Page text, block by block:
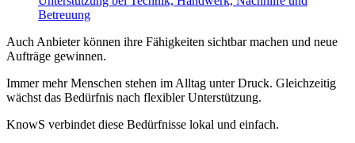
Auch Anbieter können ihre Fähigkeiten sichtbar machen und neue
Aufträge gewinnen.
Immer mehr Menschen stehen im Alltag unter Druck. Gleichzeitig
wächst das Bedürfnis nach flexibler Unterstützung.
KnowS verbindet diese Bedürfnisse lokal und einfach.